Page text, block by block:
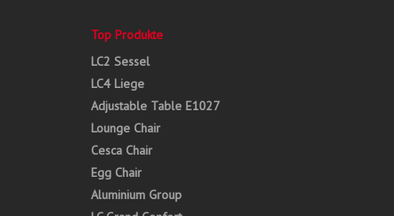
Top Produkte
LC2 Sessel
LC4 Liege
Adjustable Table E1027
Lounge Chair
Cesca Chair
Egg Chair
Aluminium Group